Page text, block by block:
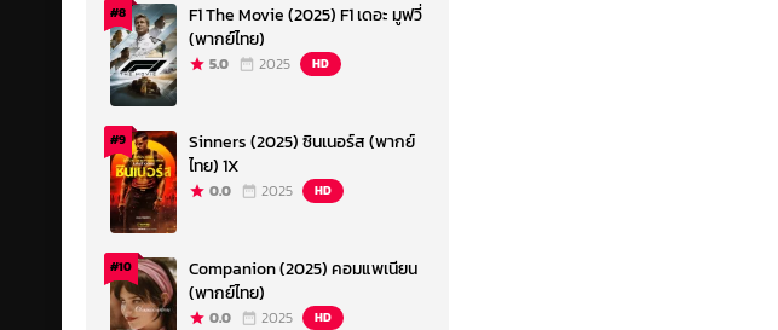
#8
F1 The Movie (2025) F1 เดอะ มูฟวี่
(พากย์ไทย)
5.0 2025 HD
#9
Sinners (2025) ซินเนอร์ส (พากย์
ไทย) 1X
0.0 2025 HD
#10
Companion (2025) คอมแพเนียน
(พากย์ไทย)
0.0 2025 HD